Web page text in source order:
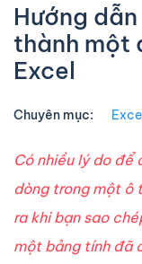
Hướng
thành một
Excel
Chuyên mục:
Có nhiều lý do
dòng trong một ô
ra khi bạn sao
một bảng tính đã